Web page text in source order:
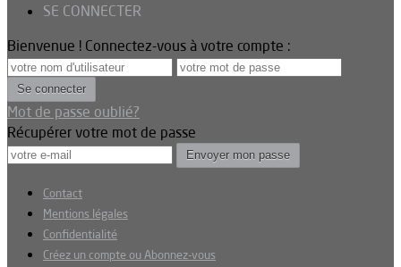
SE CONNECTER
Bienvenue ! Connectez-vous à votre compte :
Mot de passe oublié?
Récupérer votre mot de passe
Contact
Mentions légales
Confidentialité
Créez un compte ou Abonnez-vous